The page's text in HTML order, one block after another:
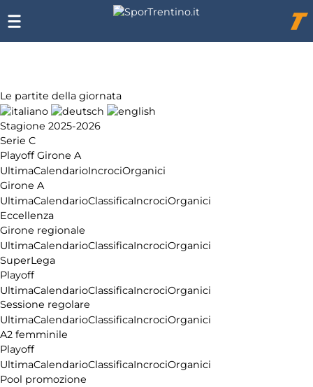
Le partite della giornata
Stagione 2025-2026
Serie C
Playoff Girone A
UltimaCalendarioIncrociOrganici
Girone A
UltimaCalendarioClassificaIncrociOrganici
Eccellenza
Girone regionale
UltimaCalendarioClassificaIncrociOrganici
SuperLega
Playoff
UltimaCalendarioClassificaIncrociOrganici
Sessione regolare
UltimaCalendarioClassificaIncrociOrganici
A2 femminile
Playoff
UltimaCalendarioClassificaIncrociOrganici
Pool promozione
Chi
siamo
Affiliazione